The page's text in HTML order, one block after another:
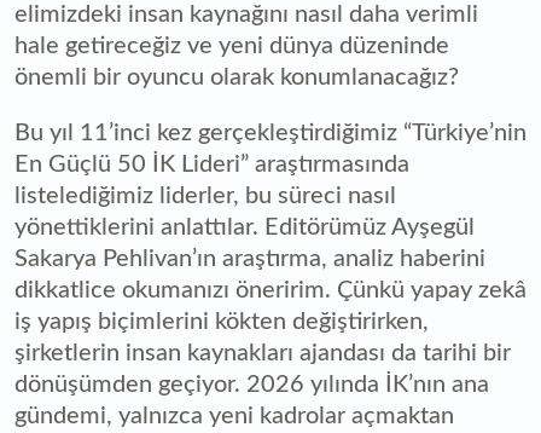
elimizdeki insan kaynağını nasıl daha verimli
hale getireceğiz ve yeni dünya düzeninde
önemli bir oyuncu olarak konumlanacağız?
Bu yıl 11’inci kez gerçekleştirdiğimiz “Türkiye’nin
En Güçlü 50 İK Lideri” araştırmasında
listelediğimiz liderler, bu süreci nasıl
yönettiklerini anlattılar. Editörümüz Ayşegül
Sakarya Pehlivan’ın araştırma, analiz haberini
dikkatlice okumanızı öneririm. Çünkü yapay zekâ
iş yapış biçimlerini kökten değiştirirken,
şirketlerin insan kaynakları ajandası da tarihi bir
dönüşümden geçiyor. 2026 yılında İK’nın ana
gündemi, yalnızca yeni kadrolar açmaktan